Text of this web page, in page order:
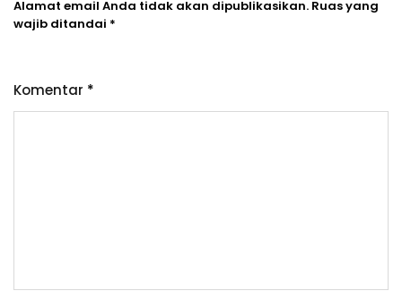
Alamat email Anda tidak akan dipublikasikan. Ruas yang
wajib ditandai *
Komentar *